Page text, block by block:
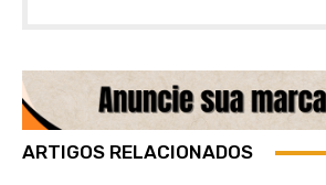
ARTIGOS RELACIONADOS